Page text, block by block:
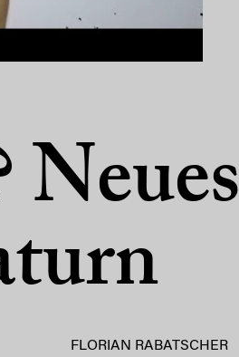
Neues
FLORIAN RABATSCHER